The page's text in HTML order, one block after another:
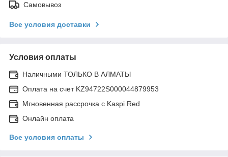
Самовывоз
Все условия доставки
Условия оплаты
Наличными ТОЛЬКО В АЛМАТЫ
Оплата на счет KZ94722S000044879953
Мгновенная рассрочка с Kaspi Red
Онлайн оплата
Все условия оплаты